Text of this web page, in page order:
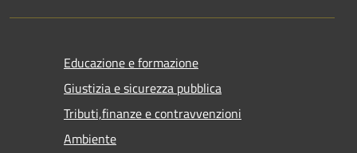
Educazione e formazione
Giustizia e sicurezza pubblica
Tributi,finanze e contravvenzioni
Ambiente